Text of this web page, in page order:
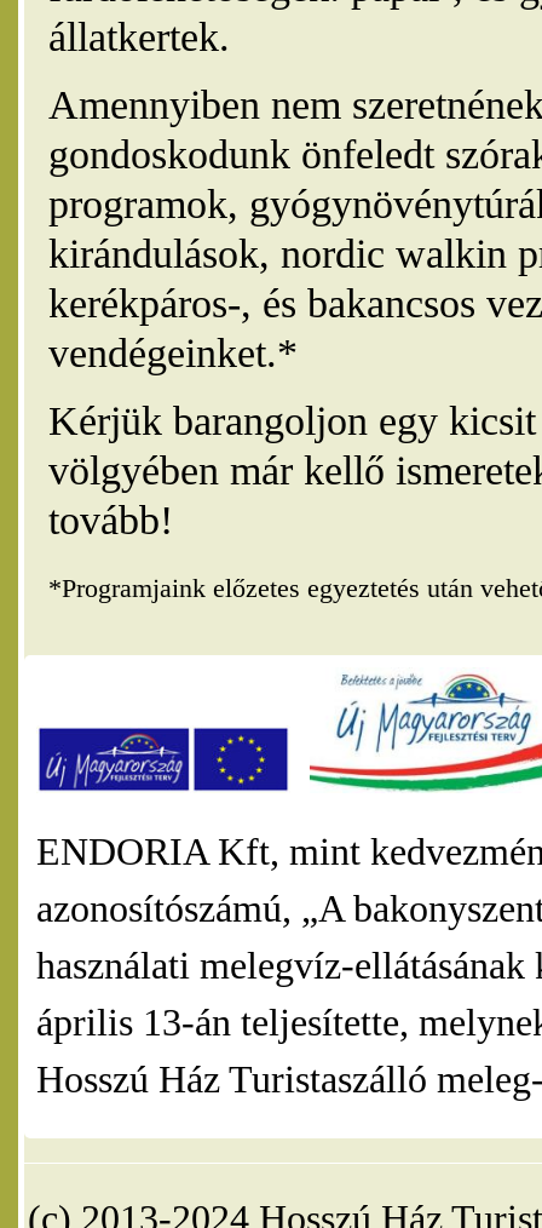
állatkertek.
Amennyiben nem
gondoskodunk önfeledt
programok,
kirándulások, nordic walkin
kerékpáros-, és bakancsos
vendégeinket.*
Kérjük barangoljon egy
völgyében már kellő
tovább!
*Programjaink előzetes egyeztetés után
ENDORIA Kft, mint
azonosítószámú, „A
használati melegvíz-
április 13-án teljesítette,
Hosszú Ház Turistaszálló
(c) 2013-2024 Hosszú Ház